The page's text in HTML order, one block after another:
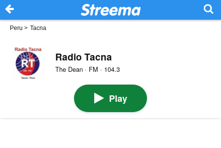
Peru > Tacna
Radio Tacna
The Dean · FM · 104.3
Play